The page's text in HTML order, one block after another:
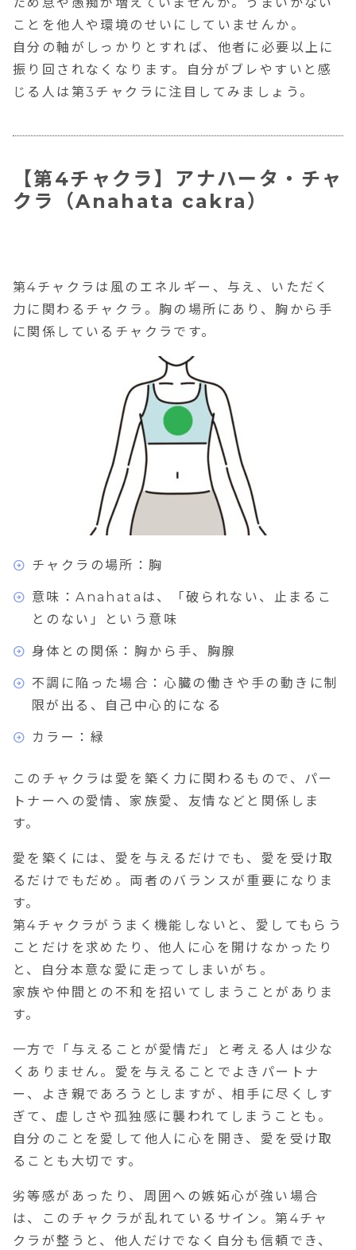
ことを他人や環境のせいにしていませんか。
自分の軸がしっかりとすれば、他者に必要以上に
振り回されなくなります。自分がブレやすいと感
じる人は第3チャクラに注目してみましょう。
【第4チャクラ】アナハータ・チャ
クラ（Anahata cakra）
第4チャクラは風のエネルギー、与え、いただく
力に関わるチャクラ。胸の場所にあり、胸から手
に関係しているチャクラです。
チャクラの場所：胸
意味：Anahataは、「破られない、止まるこ
とのない」という意味
身体との関係：胸から手、胸腺
不調に陥った場合：心臓の働きや手の動きに制
限が出る、自己中心的になる
カラー：緑
このチャクラは 愛を築く力 に関わるもので、 パー
トナーへの愛情、家族愛、友情 などと関係しま
す。
愛を築くには、愛を与えるだけでも、愛を受け取
るだけでもだめ。両者のバランスが重要になりま
す。
第4チャクラがうまく機能しないと、愛してもらう
ことだけを求めたり、他人に心を開けなかったり
と、自分本意な愛に走ってしまいがち。
家族や仲間との不和を招いてしまうことがありま
す。
一方で「与えることが愛情だ」と考える人は少な
くありません。愛を与えることでよきパートナ
ー、よき親であろうとしますが、相手に尽くしす
ぎて、虚しさや孤独感に襲われてしまうことも。
自分のことを愛して他人に心を開き、愛を受け取
ることも大切です。
劣等感があったり、周囲への嫉妬心が強い場合
は、このチャクラが乱れているサイン。第4チャ
クラが整うと、 他人だけでなく自分も信頼でき、